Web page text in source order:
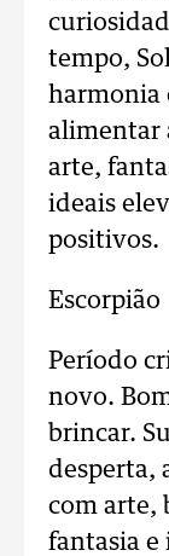
tempo,
harmonia
alimentar
arte,
ideais
positivos.
Escorpião
Período
novo.
brincar.
desperta,
com arte,
fantasia e